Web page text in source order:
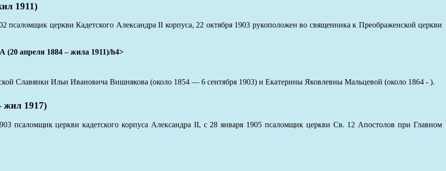
1911)
церкви Кадетского Александра II корпуса, 22 октября 1903 рукоположен во священника к Преображенской церкви
1884 – жила 1911)/h4>
Славянки Ильи Ивановича Вишнякова (около 1854 — 6 сентября 1903) и Екатерины Яковлевны Мальцевой (около 1864 - ).
1917)
псаломщик церкви кадетского корпуса Александра II, с 28 января 1905 псаломщик церкви Св. 12 Апостолов при Главном